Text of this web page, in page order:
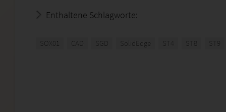
Enthaltene Schlagworte:
SOX01 CAD SGD SolidEdge ST4 ST8 ST9